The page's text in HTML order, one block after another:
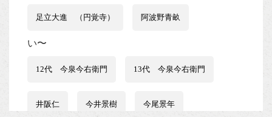
足立大進 （円覚寺） 阿波野青畝
い〜
12代 今泉今右衛門 13代 今泉今右衛門
井阪仁 今井景樹 今尾景年